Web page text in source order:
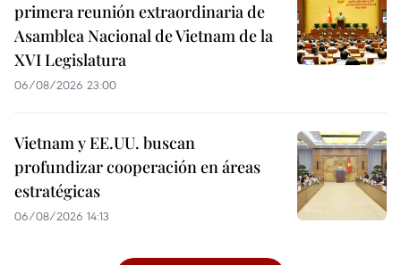
primera reunión extraordinaria de
Asamblea Nacional de Vietnam de la
XVI Legislatura
06/08/2026 23:00
Vietnam y EE.UU. buscan
profundizar cooperación en áreas
estratégicas
06/08/2026 14:13